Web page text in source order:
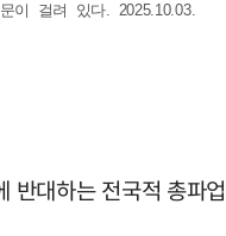
이 걸려 있다. 2025.10.03.
대하는 전국적 총파